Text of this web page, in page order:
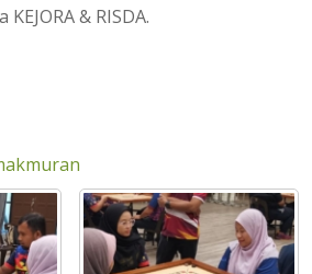
& RISDA.